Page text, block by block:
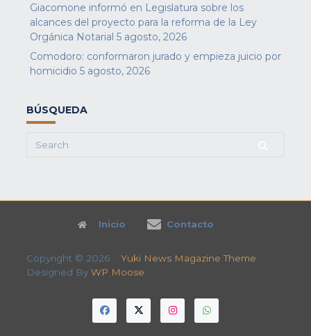
Giacomone informó en Legislatura sobre los
alcances del proyecto para la reforma de la Ley
Orgánica Notarial 5 agosto, 2026
Comodoro: conformaron jurado y empieza juicio por
homicidio 5 agosto, 2026
BÚSQUEDA
Search
Inicio Contacto
Copyright © 2026 Yuki News Magazine Theme
Designed By WP Moose